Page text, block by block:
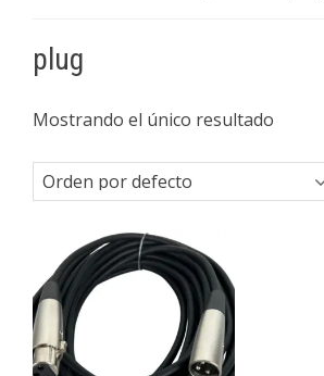
plug
Mostrando el único resultado